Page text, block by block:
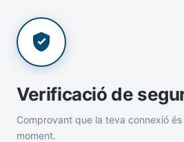
Verificació de
Comprovant que la teva connexió
moment.